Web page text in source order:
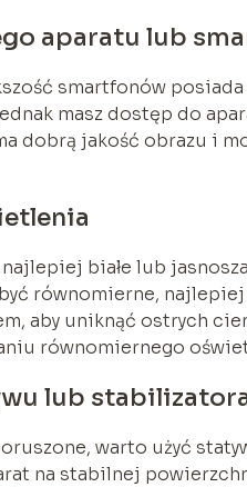
aparatu lub
smartfonów
masz dostęp do
dobrą jakość obrazu i
białe lub
równomierne, najlepiej
aby uniknąć ostrych
równomiernego
lub
warto użyć
na stabilnej